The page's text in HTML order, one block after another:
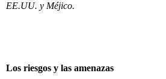
EE.UU. y Méjico.
Los riesgos y las amenazas